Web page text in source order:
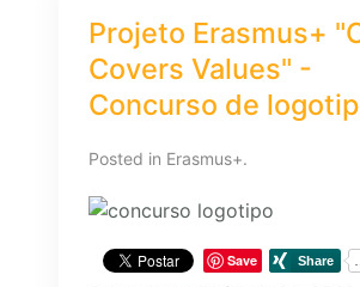
Projeto Erasmus+
Covers Values" -
Concurso de
Posted in Erasmus+.
Save